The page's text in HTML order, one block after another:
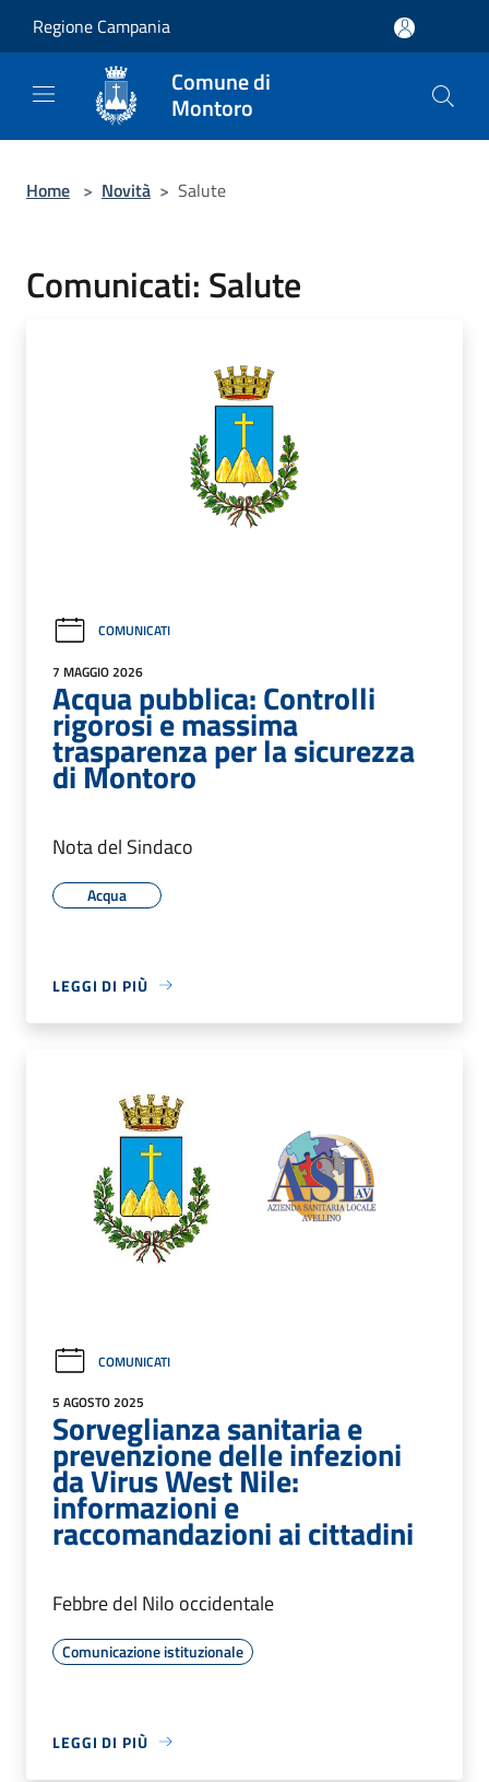
Regione Campania
Comune di
Montoro
Home > Novità > Salute
Comunicati: Salute
COMUNICATI
7 MAGGIO 2026
Acqua pubblica: Controlli
rigorosi e massima
trasparenza per la sicurezza
di Montoro
Nota del Sindaco
Acqua
LEGGI DI PIÙ
COMUNICATI
5 AGOSTO 2025
Sorveglianza sanitaria e
prevenzione delle infezioni
da Virus West Nile:
informazioni e
raccomandazioni ai cittadini
Febbre del Nilo occidentale
Comunicazione istituzionale
LEGGI DI PIÙ